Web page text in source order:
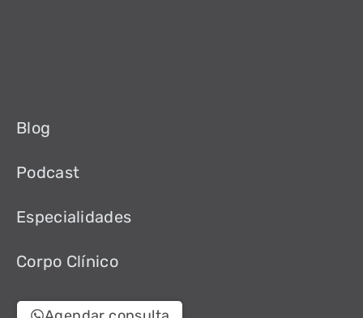
Blog
Podcast
Especialidades
Corpo Clínico